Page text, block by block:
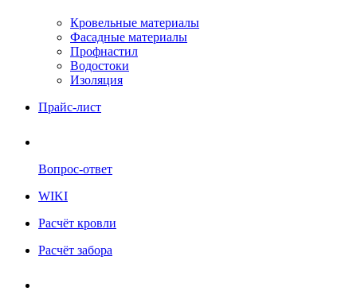
Кровельные материалы
Фасадные материалы
Профнастил
Водостоки
Изоляция
Прайс-лист
Вопрос-ответ
WIKI
Расчёт кровли
Расчёт забора